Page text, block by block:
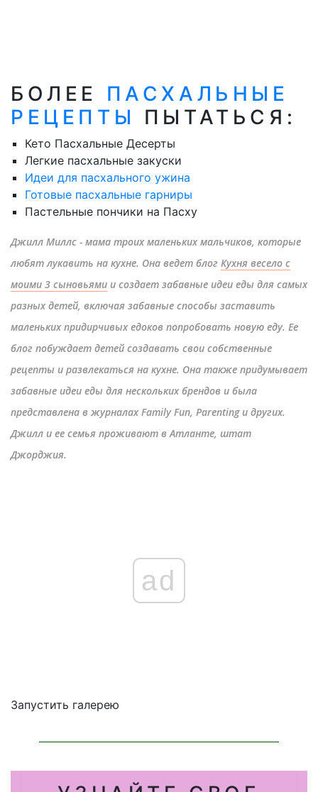
БОЛЕЕ ПАСХАЛЬНЫЕ
РЕЦЕПТЫ
ПЫТАТЬСЯ:
Кето Пасхальные Десерты
Легкие пасхальные закуски
Идеи для пасхального ужина
Готовые пасхальные гарниры
Пастельные пончики на Пасху
Джилл Миллс - мама троих маленьких мальчиков, которые
любят лукавить на кухне. Она ведет блог Кухня весело с
моими 3 сыновьями и создает забавные идеи еды для самых
разных детей, включая забавные способы заставить
маленьких придирчивых едоков попробовать новую еду. Ее
блог побуждает детей создавать свои собственные
рецепты и развлекаться на кухне. Она также придумывает
забавные идеи еды для нескольких брендов и была
представлена ​​в журналах Family Fun, Parenting и других.
Джилл и ее семья проживают в Атланте, штат
Джорджия.
ad
Запустить галерею